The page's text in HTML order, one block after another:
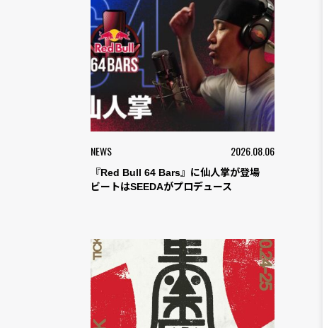
NEWS 2026.08.06
『Red Bull 64 Bars』に仙人掌が登場
ビートはSEEDAがプロデュース